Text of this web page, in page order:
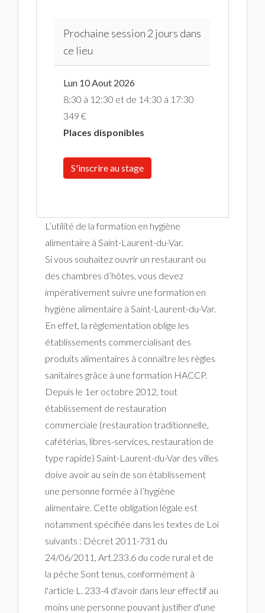
Prochaine session 2 jours dans
ce lieu
Lun 10 Aout 2026
8:30 à 12:30 et de 14:30 à 17:30
349 €
Places disponibles
S'inscrire au stage
L’utilité de la formation en hygiène
alimentaire à Saint-Laurent-du-Var.
Si vous souhaitez ouvrir un restaurant ou
des chambres d’hôtes, vous devez
impérativement suivre une formation en
hygiène alimentaire à Saint-Laurent-du-Var.
En effet, la règlementation oblige les
établissements commercialisant des
produits alimentaires à connaître les règles
sanitaires grâce à une formation HACCP.
Depuis le 1er octobre 2012, tout
établissement de restauration
commerciale (restauration traditionnelle,
cafétérias, libres-services, restauration de
type rapide) Saint-Laurent-du-Var des villes
doive avoir au sein de son établissement
une personne formée à l’hygiène
alimentaire. Cette obligation légale est
notamment spécifiée dans les textes de Loi
suivants : Décret 2011-731 du
24/06/2011, Art.233.6 du code rural et de
la pêche Sont tenus, conformément à
l'article L. 233-4 d'avoir dans leur effectif au
moins une personne pouvant justifier d'une